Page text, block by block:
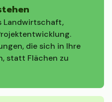
Landwirtschaft,
die sich in Ihre
statt Flächen zu